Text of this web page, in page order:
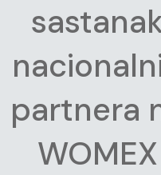
partnera
WOMEX